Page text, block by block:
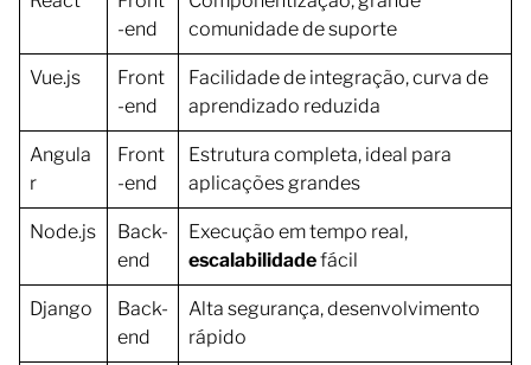
-end
comunidade de suporte
Vue.js
Front
-end
Facilidade de integração, curva de
aprendizado reduzida
Angula
r
Front
-end
Estrutura completa, ideal para
aplicações grandes
Node.js
Back-
end
Execução em tempo real,
escalabilidadefácil
Django
Back-
end
Alta segurança, desenvolvimento
rápido